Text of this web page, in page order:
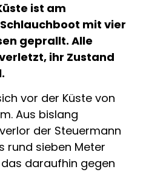
ist am
mit vier
geprallt. Alle
ihr Zustand
vor der Küste von
Aus bislang
der Steuermann
rund sieben Meter
daraufhin gegen